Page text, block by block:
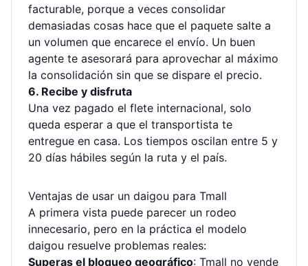
facturable, porque a veces consolidar
demasiadas cosas hace que el paquete salte a
un volumen que encarece el envío. Un buen
agente te asesorará para aprovechar al máximo
la consolidación sin que se dispare el precio.
6. Recibe y disfruta
Una vez pagado el flete internacional, solo
queda esperar a que el transportista te
entregue en casa. Los tiempos oscilan entre 5 y
20 días hábiles según la ruta y el país.
Ventajas de usar un daigou para Tmall
A primera vista puede parecer un rodeo
innecesario, pero en la práctica el modelo
daigou resuelve problemas reales:
Superas el bloqueo geográfico: Tmall no vende